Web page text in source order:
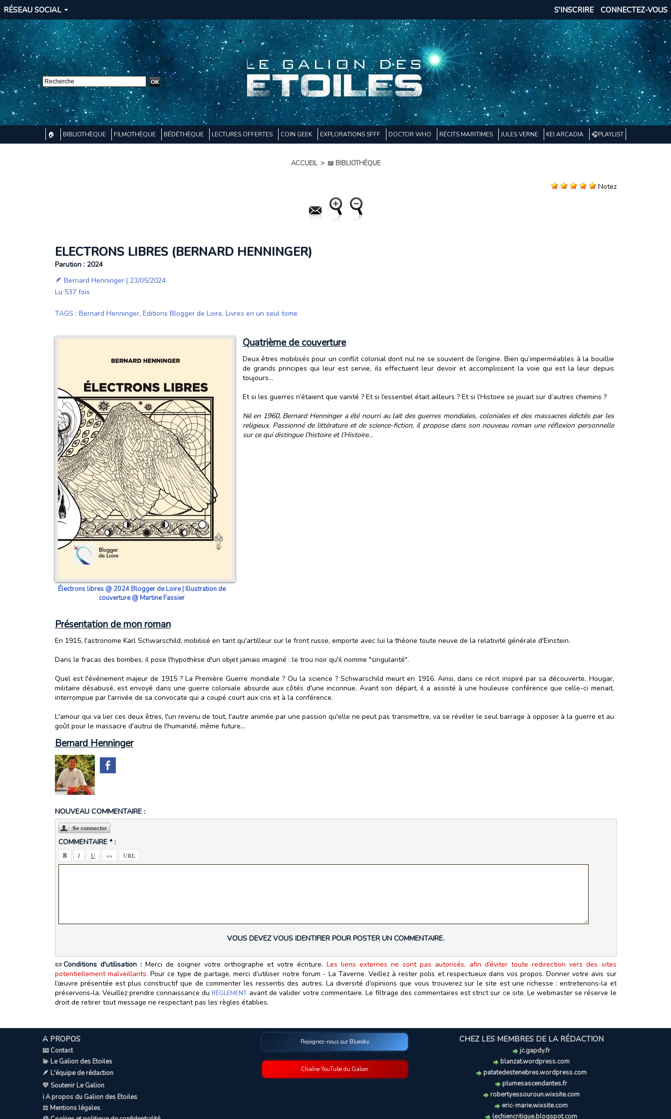
RÉSEAU SOCIAL CONNECTEZ-VOUS
S'INSCRIRE
🏠 BIBLIOTHÈQUE FILMOTHÈQUE BÉDÉTHÈQUE LECTURES OFFERTES COIN GEEK EXPLORATIONS SFFF DOCTOR WHO RÉCITS MARITIMES JULES VERNE KEI ARCADIA 🎧PLAYLIST
ACCUEIL > 📖 BIBLIOTHÈQUE
Notez
ELECTRONS LIBRES (BERNARD HENNINGER)
Parution : 2024
🪶 Bernard Henninger| 23/05/2024
Lu 537 fois
TAGS : Bernard Henninger, Editions Blogger de Loire, Livres en un seul tome
Électrons libres @ 2024 Blogger de Loire | Illustration de
couverture @ Martine Fassier
Quatrième de couverture
Deux êtres mobilisés pour un conflit colonial dont nul ne se souvient de l’origine. Bien qu’imperméables à la bouillie
de grands principes qui leur est servie, ils effectuent leur devoir et accomplissent la voie qui est la leur depuis
toujours…
Et si les guerres n’étaient que vanité ? Et si l’essentiel était ailleurs ? Et si l’Histoire se jouait sur d’autres chemins ?
Né en 1960, Bernard Henninger a été nourri au lait des guerres mondiales, coloniales et des massacres édictés par les
religieux. Passionné de littérature et de science-fiction, il propose dans son nouveau roman une réflexion personnelle
sur ce qui distingue l’histoire et l’Histoire…
Présentation de mon roman
En 1915, l'astronome Karl Schwarschild, mobilisé en tant qu'artilleur sur le front russe, emporte avec lui la théorie toute neuve de la relativité générale d'Einstein.
Dans le fracas des bombes, il pose l'hypothèse d'un objet jamais imaginé : le trou noir qu'il nomme "singularité".
Quel est l'événement majeur de 1915 ? La Première Guerre mondiale ? Ou la science ? Schwarschild meurt en 1916. Ainsi, dans ce récit inspiré par sa découverte, Hougar,
militaire désabusé, est envoyé dans une guerre coloniale absurde aux côtés d'une inconnue. Avant son départ, il a assisté à une houleuse conférence que celle-ci menait,
interrompue par l'arrivée de sa convocate qui a coupé court aux cris et à la conférence.
L'amour qui va lier ces deux êtres, l'un revenu de tout, l'autre animée par une passion qu'elle ne peut pas transmettre, va se révéler le seul barrage à opposer à la guerre et au
goût pour le massacre d'autrui de l'humanité, même future...
Bernard Henninger
NOUVEAU COMMENTAIRE :
COMMENTAIRE * :
VOUS DEVEZ VOUS IDENTIFIER POUR POSTER UN COMMENTAIRE.
📜Conditions d'utilisation :Merci de soigner votre orthographe et votre écriture.Les liens externes ne sont pas autorisés, afin d’éviter toute redirection vers des sites
potentiellement malveillants. Pour ce type de partage, merci d’utiliser notre forum - La Taverne. Veillez à rester polis et respectueux dans vos propos. Donner votre avis sur
l’œuvre présentée est plus constructif que de commenter les ressentis des autres. La diversité d’opinions que vous trouverez sur le site est une richesse : entretenons‑la et
préservons‑la. Veuillez prendre connaissance du RÈGLEMENT avant de valider votre commentaire. Le filtrage des commentaires est strict sur ce site. Le webmaster se réserve le
droit de retirer tout message ne respectant pas les règles établies.
A PROPOS
📧 Contact
💫 Le Galion des Etoiles
🪶 L'équipe de rédaction
💛 Soutenir Le Galion
ℹ️ A propos du Galion des Etoiles
⚖️ Mentions légales
Rejoignez-nous sur Bluesky
Chaîne YouTube du Galion
CHEZ LES MEMBRES DE LA RÉDACTION
jc.gapdy.fr
blanzat.wordpress.com
patatedestenebres.wordpress.com
plumesascendantes.fr
robertyessouroun.wixsite.com
eric-marie.wixsite.com
lechiencritique.blogspot.com